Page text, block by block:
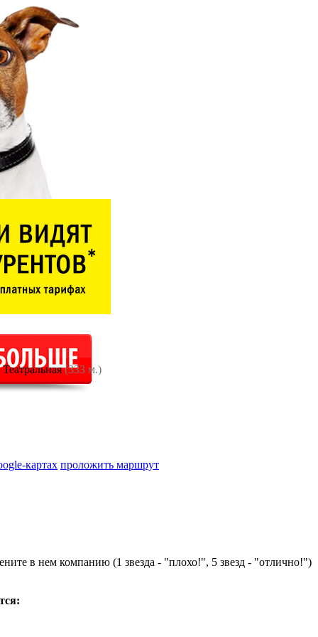
Театральная(333 м.)
картах проложить маршрут
в нем компанию (1 звезда - "плохо!", 5 звезд - "отлично!")